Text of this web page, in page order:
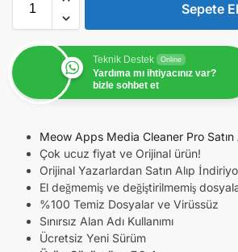
Sepete
Teknik Destek Online
Yardıma mı ihtiyacınız var?
bizle sohbet et
Meow Apps Media Cleaner Pro Satın
Çok ucuz fiyat ve Orijinal ürün!
Orijinal Yazarlardan Satın Alıp
El değmemiş ve değiştirilmemiş
%100 Temiz Dosyalar ve Virüssüz
Sınırsız Alan Adı Kullanımı
Ücretsiz Yeni Sürüm